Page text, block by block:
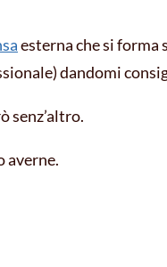
esterna che si forma
dandomi
senz’altro.
averne.